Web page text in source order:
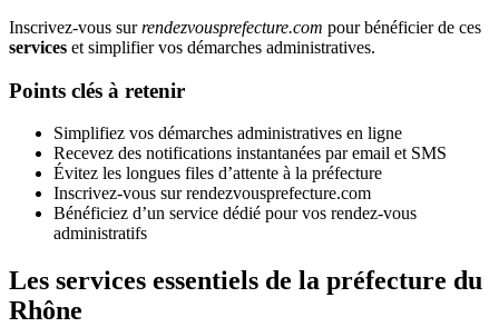
Inscrivez-vous surrendezvousprefecture.com pour bénéficier de ces
services et simplifier vos démarches administratives.
Points clés à retenir
Simplifiez vos démarches administratives en ligne
Recevez des notifications instantanées par email et SMS
Évitez les longues files d’attente à la préfecture
Inscrivez-vous sur rendezvousprefecture.com
Bénéficiez d’un service dédié pour vos rendez-vous
administratifs
Les services essentiels de la préfecture du
Rhône